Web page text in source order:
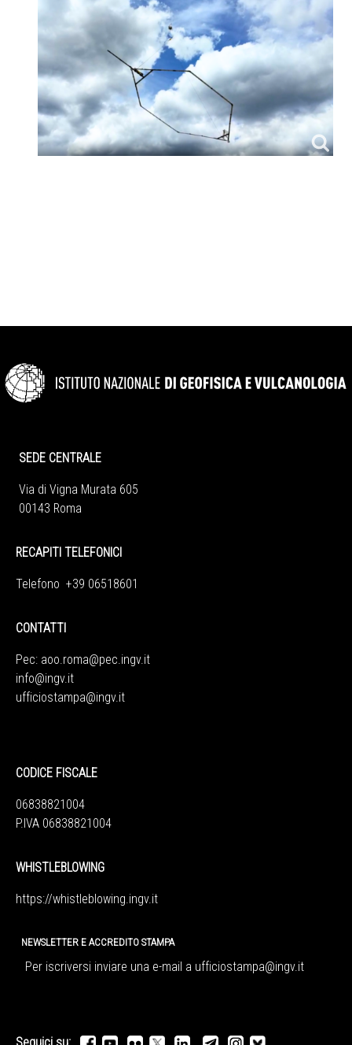
SEDE CENTRALE
Via di Vigna Murata 605
00143 Roma
RECAPITI TELEFONICI
Telefono +39 06518601
CONTATTI
Pec: aoo.roma@pec.ingv.it
info@ingv.it
ufficiostampa@ingv.it
CODICE FISCALE
06838821004
P.IVA 06838821004
WHISTLEBLOWING
https://whistleblowing.ingv.it
NEWSLETTER E ACCREDITO STAMPA
Per iscriversi inviare una e-mail a ufficiostampa@ingv.it